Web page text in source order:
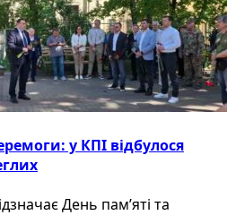
у КПІ відбулося
День пам’яті та